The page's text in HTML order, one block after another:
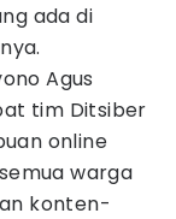
ada di
Agus
tim Ditsiber
online
warga
konten-